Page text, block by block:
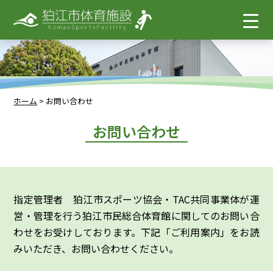
ホーム > お問い合わせ
お問い合わせ
指定管理者 狛江市スポーツ協会・TAC共同事業体が運
営・管理を行う狛江市民総合体育館に関してのお問い合
わせをお受けしております。下記「ご利用案内」をお読
みいただき、お問い合わせください。